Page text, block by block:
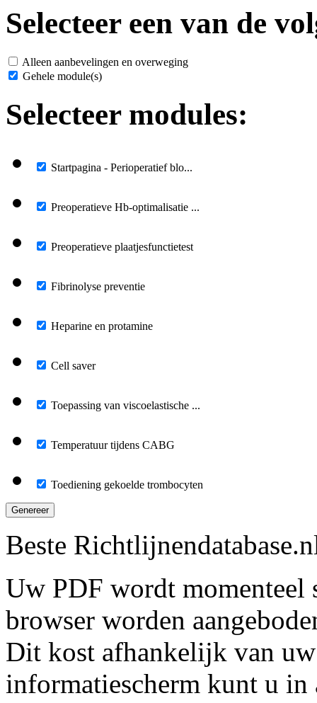
Selecteer een van de
Alleen aanbevelingen en overweging
Gehele module(s)
Selecteer modules:
Startpagina - Perioperatief blo...
Preoperatieve Hb-optimalisatie ...
Preoperatieve plaatjesfunctietest
Fibrinolyse preventie
Heparine en protamine
Cell saver
Toepassing van viscoelastische ...
Temperatuur tijdens CABG
Toediening gekoelde trombocyten
Genereer
Beste
Uw PDF wordt momenteel
browser worden
Dit kost afhankelijk van
informatiescherm kunt u